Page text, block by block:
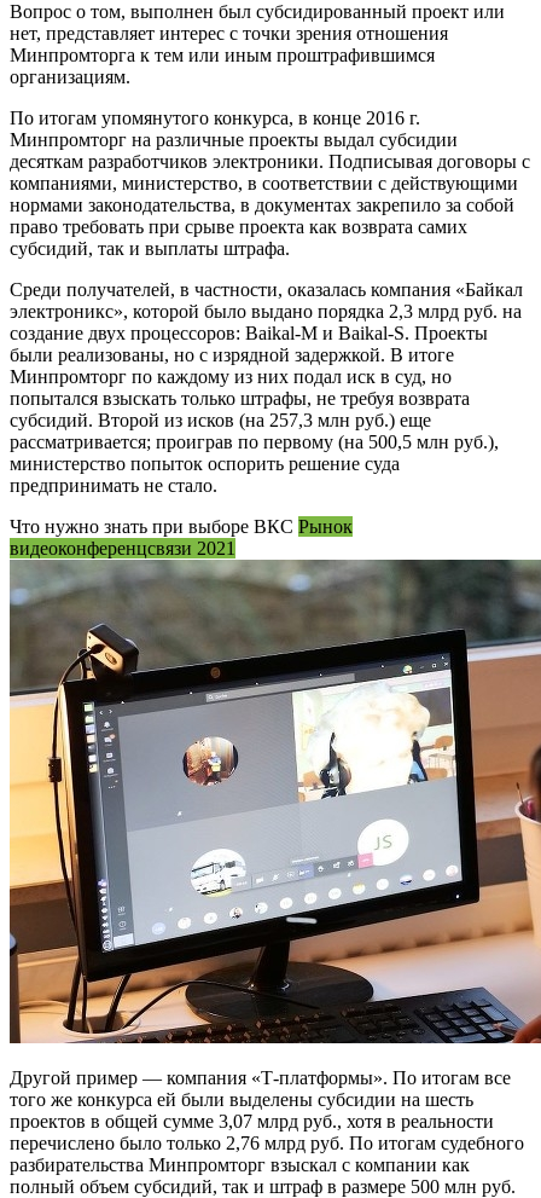
Вопрос о том, выполнен был субсидированный проект или
нет, представляет интерес с точки зрения отношения
Минпромторга к тем или иным проштрафившимся
организациям.
По итогам упомянутого конкурса, в конце 2016 г.
Минпромторг на различные проекты выдал субсидии
десяткам разработчиков электроники. Подписывая договоры с
компаниями, министерство, в соответствии с действующими
нормами законодательства, в документах закрепило за собой
право требовать при срыве проекта как возврата самих
субсидий, так и выплаты штрафа.
Среди получателей, в частности, оказалась компания «Байкал
электроникс», которой было выдано порядка 2,3 млрд руб. на
создание двух процессоров: Baikal-M и Baikal-S. Проекты
были реализованы, но с изрядной задержкой. В итоге
Минпромторг по каждому из них подал иск в суд, но
попытался взыскать только штрафы, не требуя возврата
субсидий. Второй из исков (на 257,3 млн руб.) еще
рассматривается; проиграв по первому (на 500,5 млн руб.),
министерство попыток оспорить решение суда
предпринимать не стало.
Что нужно знать при выборе ВКС Рынок
видеоконференцсвязи 2021
Другой пример — компания «Т-платформы». По итогам все
того же конкурса ей были выделены субсидии на шесть
проектов в общей сумме 3,07 млрд руб., хотя в реальности
перечислено было только 2,76 млрд руб. По итогам судебного
разбирательства Минпромторг взыскал с компании как
полный объем субсидий, так и штраф в размере 500 млн руб.